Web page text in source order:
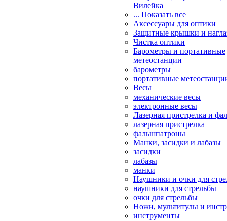
Вилейка
... Показать все
Аксессуары для оптики
Защитные крышки и
Чистка оптики
Барометры и портативные
метеостанции
барометры
портативные
Весы
механические весы
электронные весы
Лазерная пристрелка и
лазерная пристрелка
фальшпатроны
Манки, засидки и лабазы
засидки
лабазы
манки
Наушники и очки для
наушники для стрельбы
очки для стрельбы
Ножи, мультитулы и
инструменты